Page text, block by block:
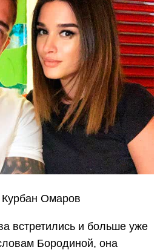
Омаров
встретились и больше уже
Бородиной, она